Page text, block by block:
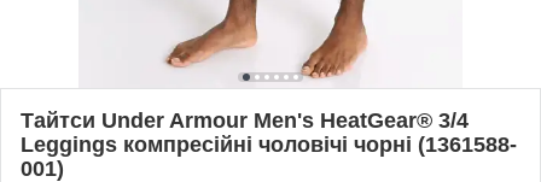
Тайтси Under Armour Men's HeatGear® 3/4
Leggings компресійні чоловічі чорні (1361588-
001)